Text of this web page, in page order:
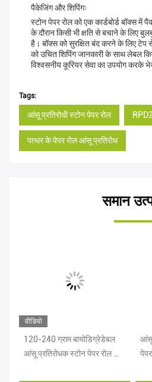
पैकेजिंग और शिपिंगः
स्टोन पेपर रोल को एक कार्डबोर्ड बॉक्स में
के दौरान किसी भी क्षति से बचाने के लिए
है। बॉक्स को सुरक्षित बंद करने के लिए टेप
को उचित शिपिंग जानकारी के साथ लेबल
विश्वसनीय कूरियर सेवा का उपयोग करके
Tags:
आंसू प्रतिरोधी स्टोन पेपर रोल
पत्थर के पेपर रोल आंसू प्रतिरोध
समान
वीडियो
120-240 ग्राम बायोडिग्रेडेबल
आंसू प्रतिरोधक स्टोन पेपर रोल फॉर
आंसू